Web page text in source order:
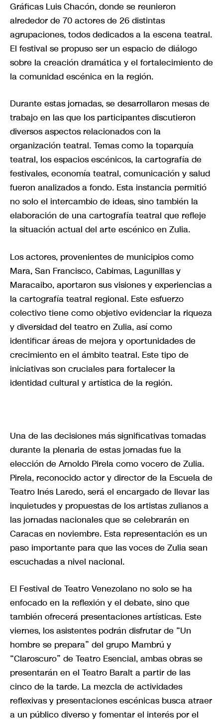
Gráficas Luis Chacón, donde se reunieron
alrededor de 70 actores de 26 distintas
agrupaciones, todos dedicados a la escena teatral.
El festival se propuso ser un espacio de diálogo
sobre la creación dramática y el fortalecimiento de
la comunidad escénica en la región.
Durante estas jornadas, se desarrollaron mesas de
trabajo en las que los participantes discutieron
diversos aspectos relacionados con la
organización teatral. Temas como la toparquía
teatral, los espacios escénicos, la cartografía de
festivales, economía teatral, comunicación y salud
fueron analizados a fondo. Esta instancia permitió
no solo el intercambio de ideas, sino también la
elaboración de una cartografía teatral que refleje
la situación actual del arte escénico en Zulia.
Los actores, provenientes de municipios como
Mara, San Francisco, Cabimas, Lagunillas y
Maracaibo, aportaron sus visiones y experiencias a
la cartografía teatral regional. Este esfuerzo
colectivo tiene como objetivo evidenciar la riqueza
y diversidad del teatro en Zulia, así como
identificar áreas de mejora y oportunidades de
crecimiento en el ámbito teatral. Este tipo de
iniciativas son cruciales para fortalecer la
identidad cultural y artística de la región.
Una de las decisiones más significativas tomadas
durante la plenaria de estas jornadas fue la
elección de Arnoldo Pirela como vocero de Zulia.
Pirela, reconocido actor y director de la Escuela de
Teatro Inés Laredo, será el encargado de llevar las
inquietudes y propuestas de los artistas zulianos a
las jornadas nacionales que se celebrarán en
Caracas en noviembre. Esta representación es un
paso importante para que las voces de Zulia sean
escuchadas a nivel nacional.
El Festival de Teatro Venezolano no solo se ha
enfocado en la reflexión y el debate, sino que
también ofrecerá presentaciones artísticas. Este
viernes, los asistentes podrán disfrutar de “Un
hombre se prepara” del grupo Mambrú y
“Claroscuro” de Teatro Esencial, ambas obras se
presentarán en el Teatro Baralt a partir de las
cinco de la tarde. La mezcla de actividades
reflexivas y presentaciones escénicas busca atraer
a un público diverso y fomentar el interés por el